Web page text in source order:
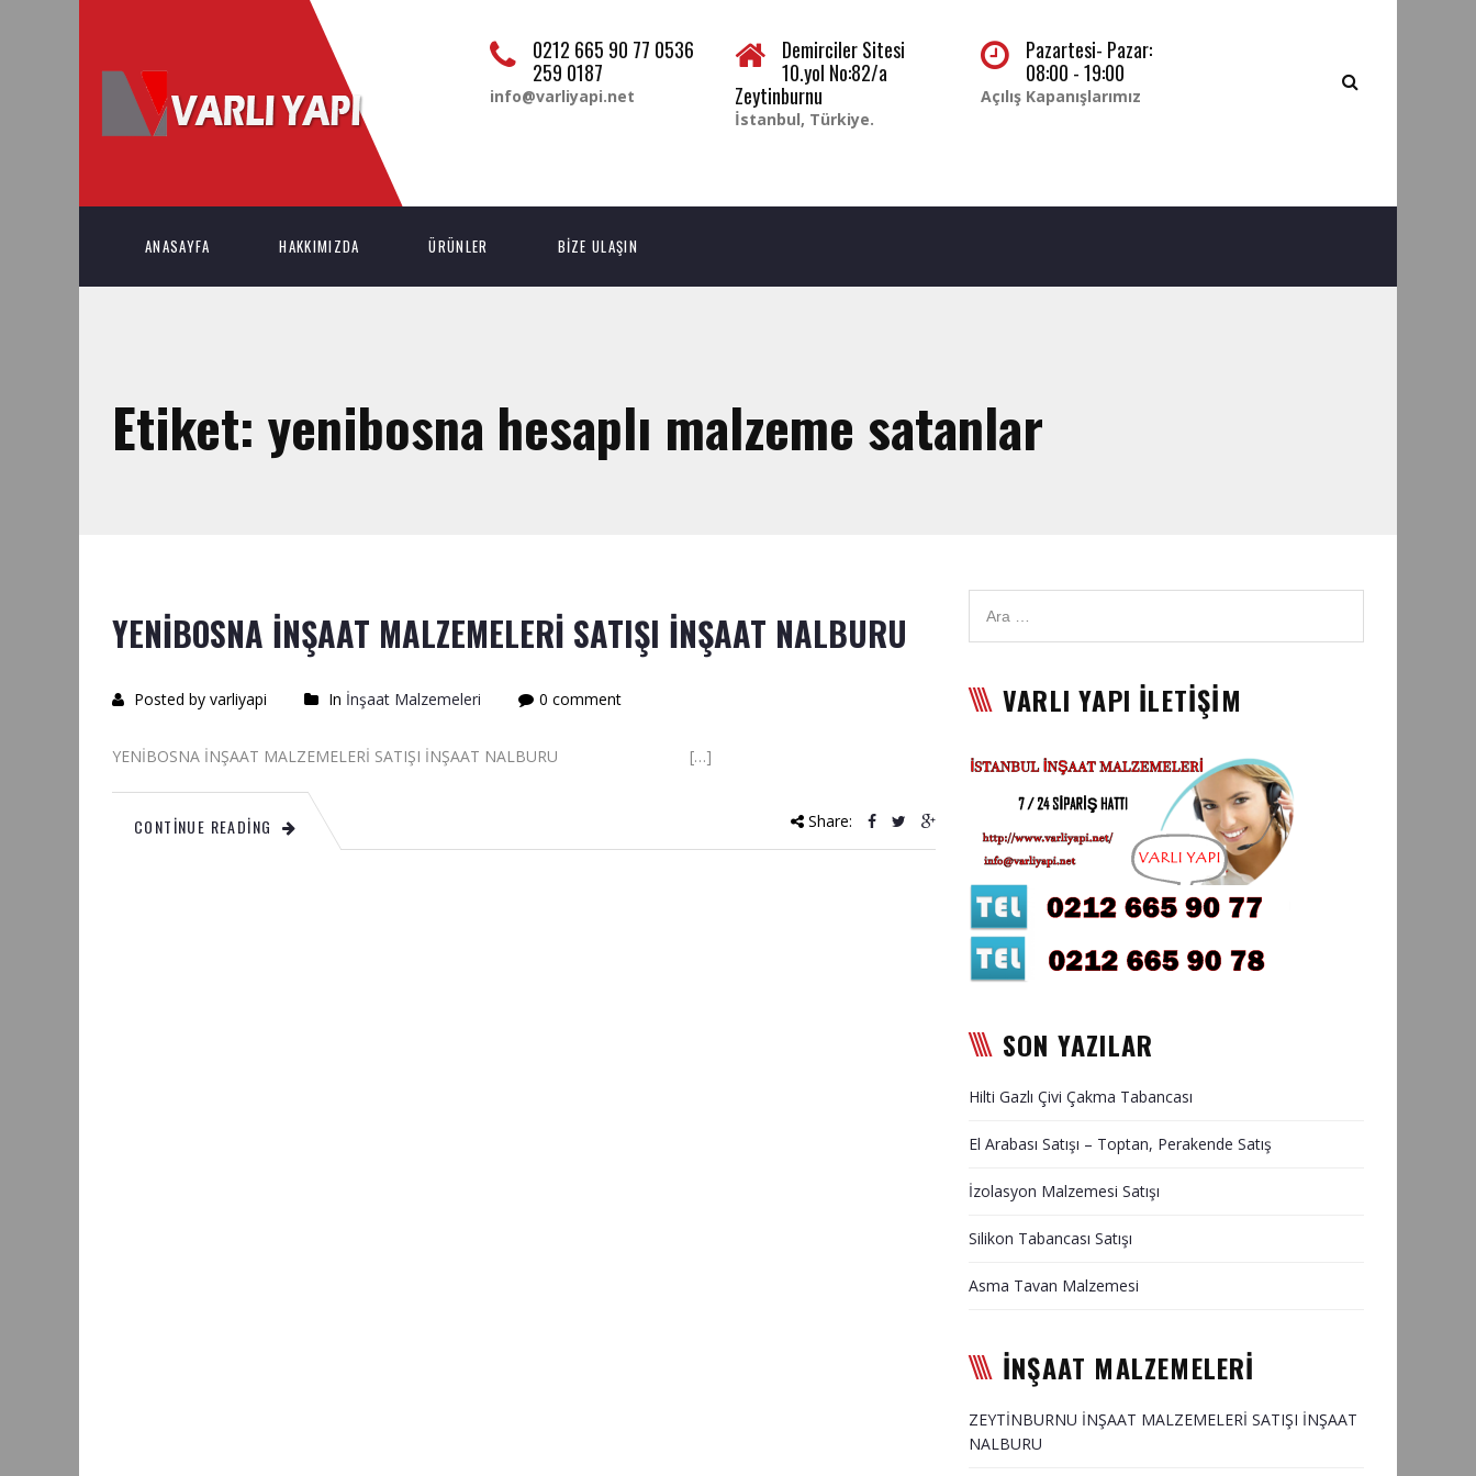
0212 665 90 77 0536
259 0187
info@varliyapi.net
Demirciler Sitesi
10.yol No:82/a
Zeytinburnu
İstanbul, Türkiye.
Pazartesi- Pazar:
08:00 - 19:00
Açılış Kapanışlarımız
ANASAYFA HAKKIMIZDA ÜRÜNLER BİZE ULAŞIN
Etiket: yenibosna hesaplı malzeme satanlar
YENİBOSNA İNŞAAT MALZEMELERİ SATIŞI İNŞAAT NALBURU
Posted by varliyapi In İnşaat Malzemeleri 0 comment
YENİBOSNA İNŞAAT MALZEMELERİ SATIŞI İNŞAAT NALBURU […]
CONTINUE READING Share:
VARLI YAPI İLETİŞİM
SON YAZILAR
Hilti Gazlı Çivi Çakma Tabancası
El Arabası Satışı – Toptan, Perakende Satış
İzolasyon Malzemesi Satışı
Silikon Tabancası Satışı
Asma Tavan Malzemesi
İNŞAAT MALZEMELERİ
ZEYTİNBURNU İNŞAAT MALZEMELERİ SATIŞI İNŞAAT
NALBURU